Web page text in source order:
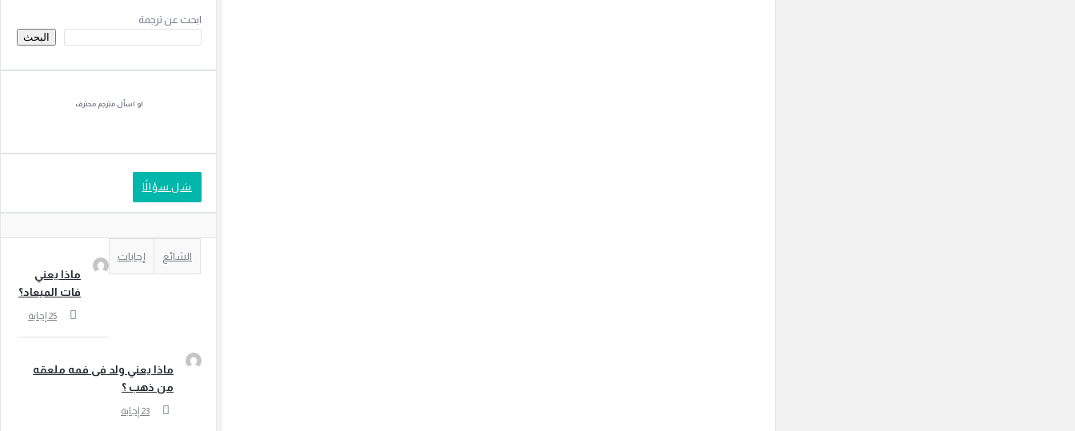
الجانبيةابحث عن ترجمة
البحث
او اسأل مترجم محترف
سَل سؤالًا
الشائع إجابات
ماذا يعني
فات الميعاد؟
ماذا يعني ولد فى فمه ملعقه
من ذهب ؟